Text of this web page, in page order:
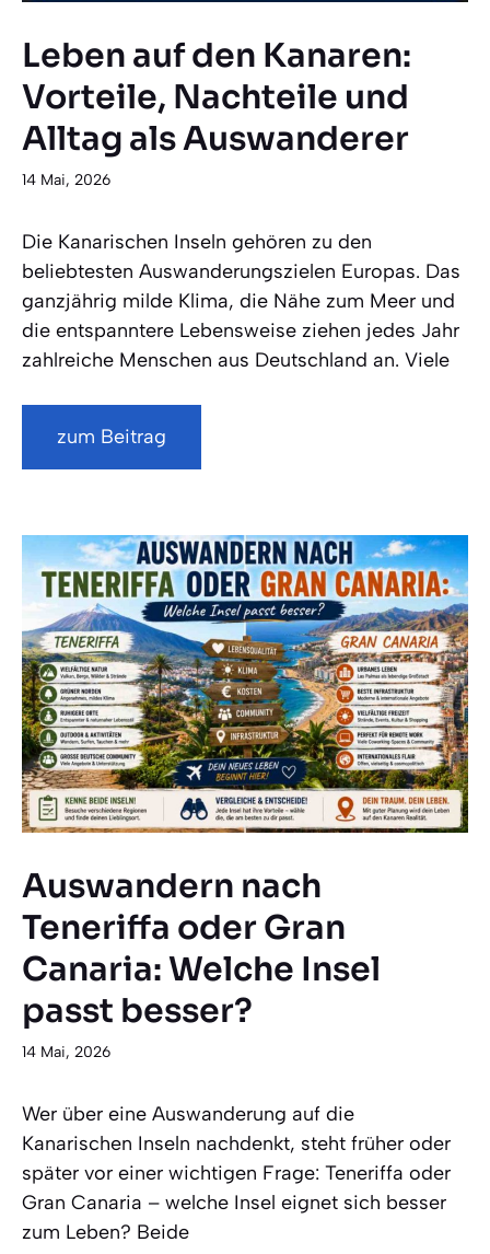
Leben auf den Kanaren:
Vorteile, Nachteile und
Alltag als Auswanderer
14 Mai, 2026
Die Kanarischen Inseln gehören zu den
beliebtesten Auswanderungszielen Europas. Das
ganzjährig milde Klima, die Nähe zum Meer und
die entspanntere Lebensweise ziehen jedes Jahr
zahlreiche Menschen aus Deutschland an. Viele
zum Beitrag
Auswandern nach
Teneriffa oder Gran
Canaria: Welche Insel
passt besser?
14 Mai, 2026
Wer über eine Auswanderung auf die
Kanarischen Inseln nachdenkt, steht früher oder
später vor einer wichtigen Frage: Teneriffa oder
Gran Canaria – welche Insel eignet sich besser
zum Leben? Beide